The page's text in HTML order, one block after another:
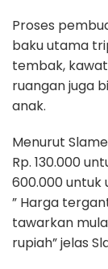
Proses
baku utama
tembak,
ruangan juga
anak.
Menurut
Rp. 130.000
600.000 untuk
” Harga
tawarkan
rupiah” jelas